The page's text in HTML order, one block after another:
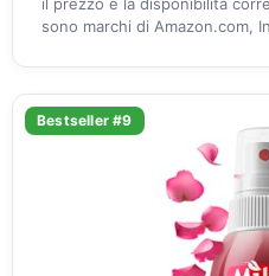
sono marchi di Amazon.com,
Bestseller #9